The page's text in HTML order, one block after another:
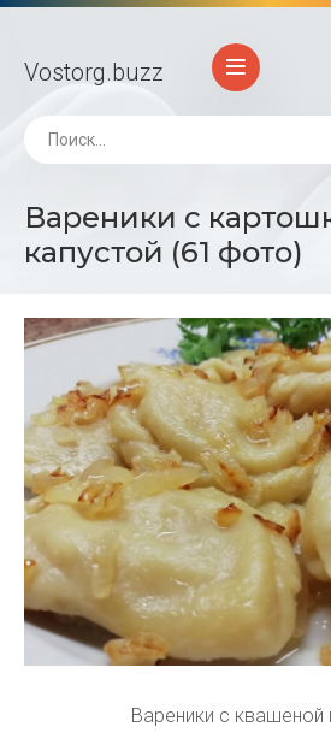
Vostorg.buzz
Вареники с
капустой (61 фото)
Вареники с квашеной